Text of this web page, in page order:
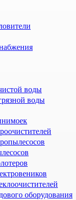
воды
воды
оборудования